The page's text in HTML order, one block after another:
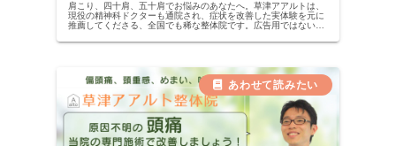
肩こり、四十肩、五十肩でお悩みのあなたへ。草津アアルトは、
現役の精神科ドクターも通院され、症状を改善した実体験を元に
推薦してくださる、全国でも稀な整体院です。広告用ではない、
せんか？